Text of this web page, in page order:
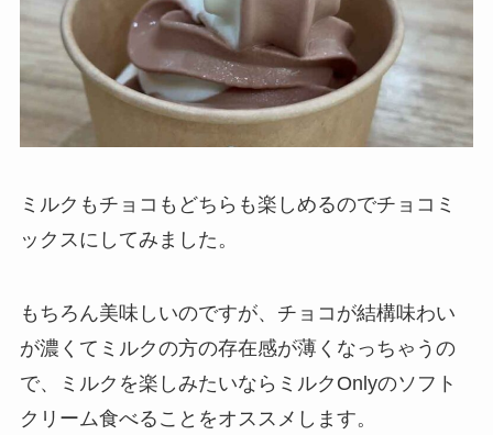
ミルクもチョコもどちらも楽しめるのでチョコミ
ックスにしてみました。
もちろん美味しいのですが、チョコが結構味わい
が濃くてミルクの方の存在感が薄くなっちゃうの
で、ミルクを楽しみたいならミルクOnlyのソフト
クリーム食べることをオススメします。